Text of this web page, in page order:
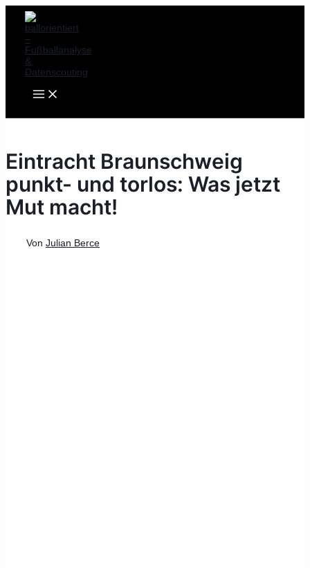
Zum
Inhalt
springen
MENU
Eintracht Braunschweig
punkt- und torlos: Was jetzt
Mut macht!
Von Julian Berce
Post
navigation